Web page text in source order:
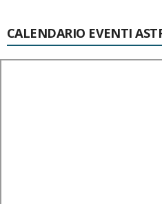
CALENDARIO EVENTI